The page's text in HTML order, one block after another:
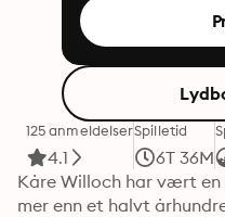
125 anmeldelser
4.1
Spilletid
6T 36M
Kåre Willoch har vært
mer enn et halvt